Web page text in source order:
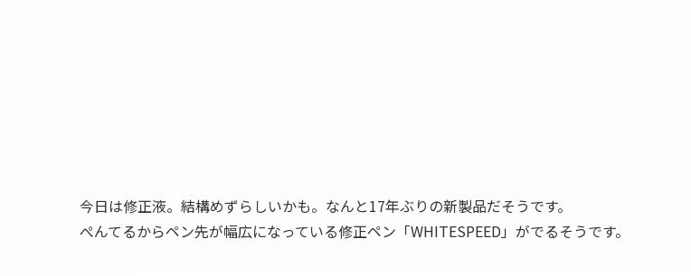
今日は修正液。結構めずらしいかも。なんと17年ぶりの新製品だそうです。
ぺんてるからペン先が幅広になっている修正ペン「WHITESPEED」がでるそうです。